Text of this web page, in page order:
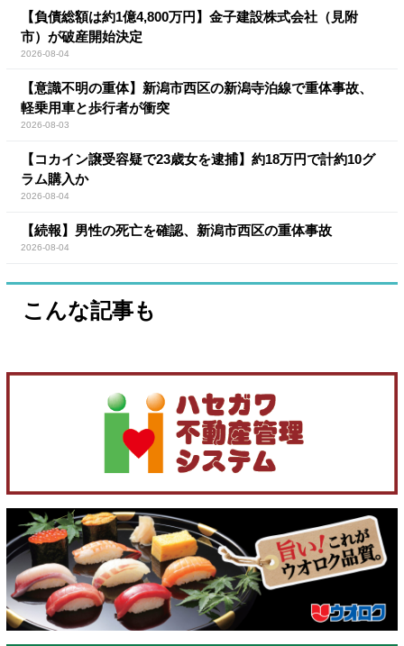
【負債総額は約1億4,800万円】金子建設株式会社（見附
市）が破産開始決定
2026-08-04
【意識不明の重体】新潟市西区の新潟寺泊線で重体事故、
軽乗用車と歩行者が衝突
2026-08-03
【コカイン譲受容疑で23歳女を逮捕】約18万円で計約10グ
ラム購入か
2026-08-04
【続報】男性の死亡を確認、新潟市西区の重体事故
2026-08-04
こんな記事も